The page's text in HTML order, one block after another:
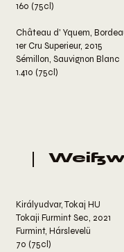
160 (75cl)
Château d' Yquem,
1er Cru Superieur, 2015
Sémillon, Sauvignon Blanc
1.410 (75cl)
Királyudvar, Tokaj HU
Tokaji Furmint Sec, 2021
Furmint, Hárslevelü
70 (75cl)